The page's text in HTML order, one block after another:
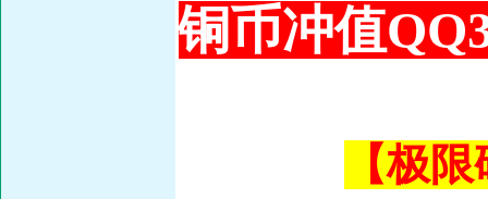
铜币冲值
【极